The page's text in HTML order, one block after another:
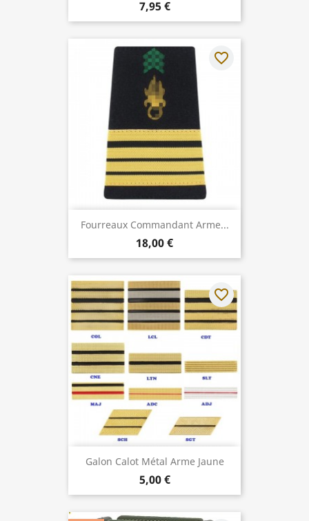
7,95 €
Fourreaux Commandant Arme...
18,00 €
favorite_border
Galon Calot Métal Arme Jaune
5,00 €
favorite_border